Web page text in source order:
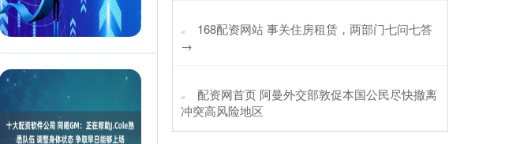
​168配资网站 事关住房租赁，两部门七问七答
→
​配资网首页 阿曼外交部敦促本国公民尽快撤离
冲突高风险地区